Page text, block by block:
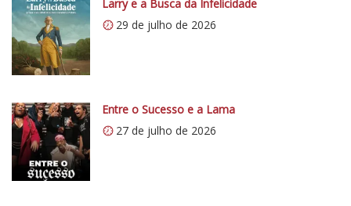
s
:
/
/
0
.
w
p
.
Larry e a Busca da Infelicidade
29 de julho de 2026
Entre o Sucesso e a Lama
27 de julho de 2026